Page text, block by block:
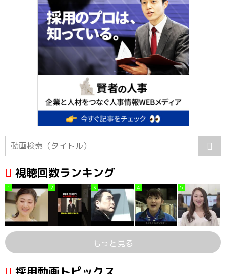
視聴回数ランキング
1 2 3 4 5
もっと見る